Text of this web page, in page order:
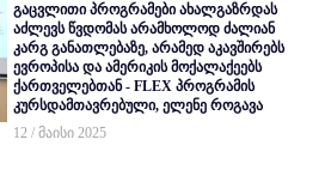
გაცვლითი პროგრამები ახალგაზრდას
აძლევს წვდომას არამხოლოდ ძალიან
კარგ განათლებაზე, არამედ აკავშირებს
ევროპისა და ამერიკის მოქალაქეებს
ქართველებთან - FLEX პროგრამის
კურსდამთავრებული, ელენე როგავა
12 / მაისი 2025